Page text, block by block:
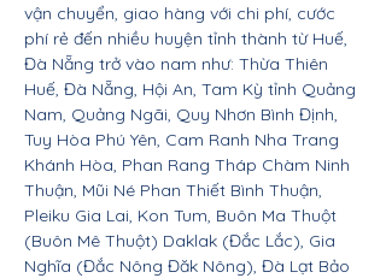
vận chuyển, giao hàng với chi phí, cước
phí rẻ đến nhiều huyện tỉnh thành từ Huế,
Đà Nẵng trở vào nam như: Thừa Thiên
Huế, Đà Nẵng, Hội An, Tam Kỳ tỉnh Quảng
Nam, Quảng Ngãi, Quy Nhơn Bình Định,
Tuy Hòa Phú Yên, Cam Ranh Nha Trang
Khánh Hòa, Phan Rang Tháp Chàm Ninh
Thuận, Mũi Né Phan Thiết Bình Thuận,
Pleiku Gia Lai, Kon Tum, Buôn Ma Thuột
(Buôn Mê Thuột) Daklak (Đắc Lắc), Gia
Nghĩa (Đắc Nông Đăk Nông), Đà Lạt Bảo